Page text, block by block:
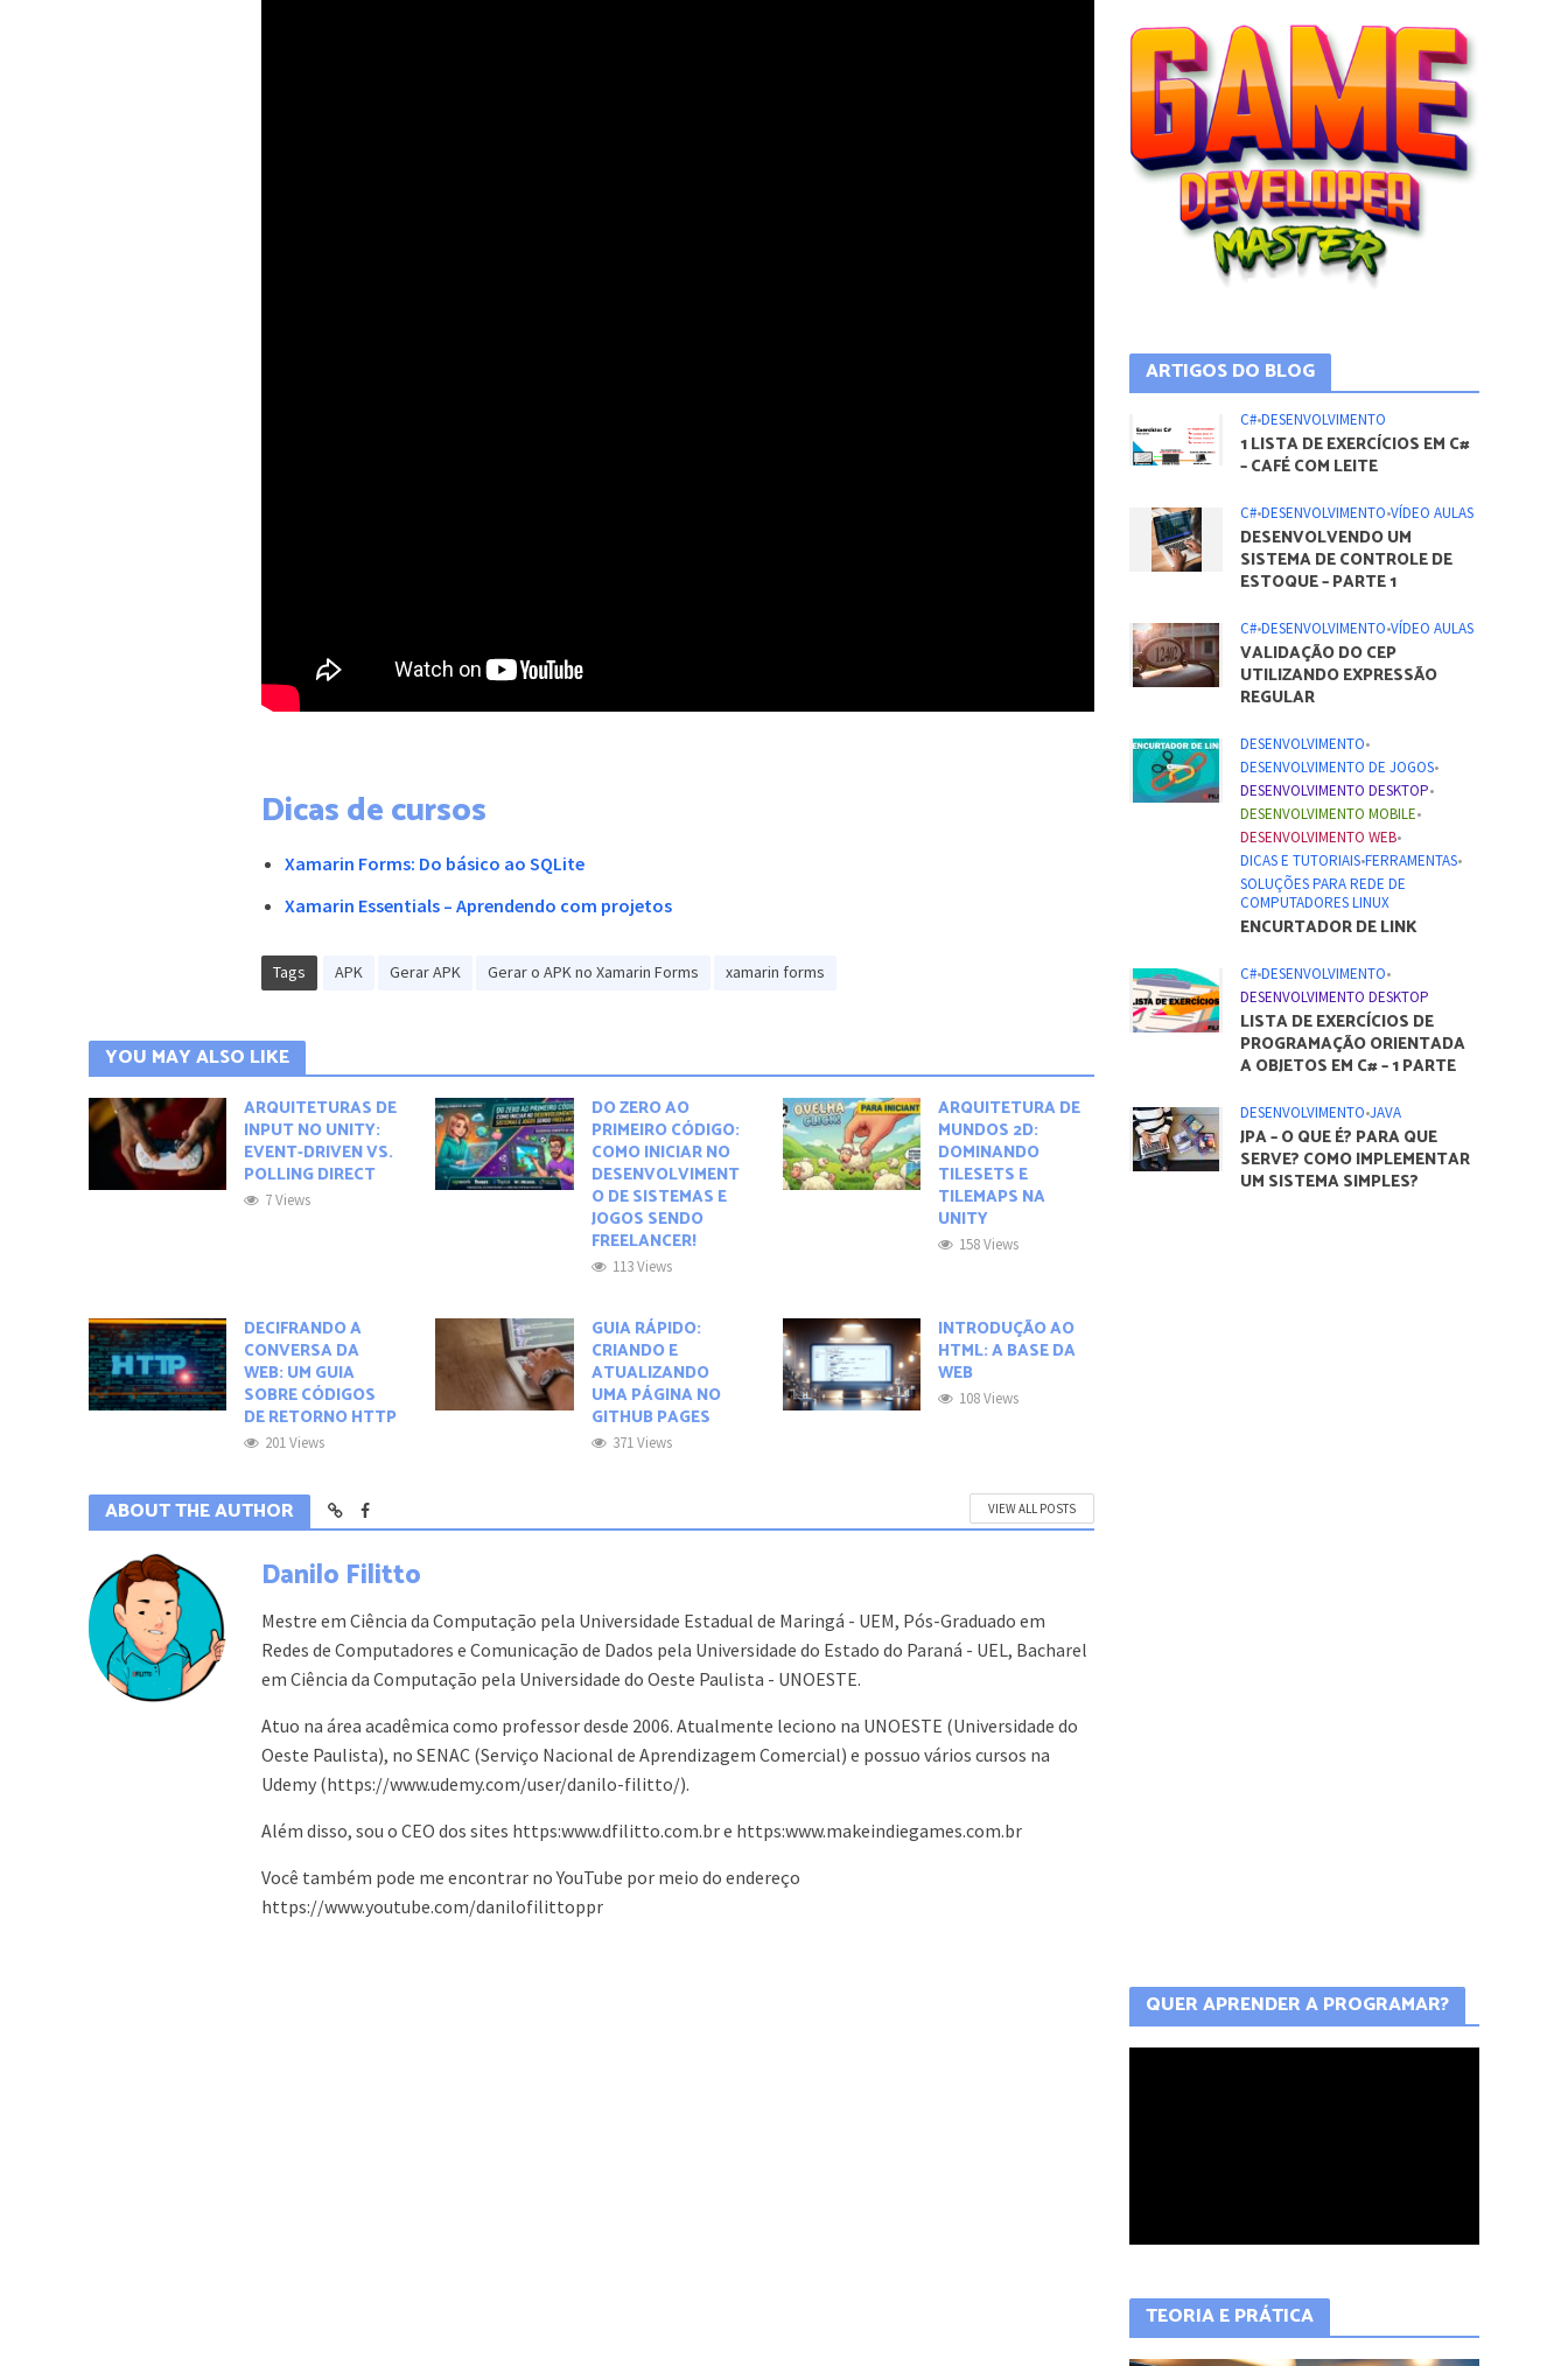
Dicas de cursos
Xamarin Forms: Do básico ao SQLite
Xamarin Essentials – Aprendendo com projetos
Tags APK Gerar APK Gerar o APK no Xamarin Forms xamarin forms
YOU MAY ALSO LIKE
ARQUITETURAS DE
INPUT NO UNITY:
EVENT-DRIVEN VS.
POLLING DIRECT
7 Views
DO ZERO AO
PRIMEIRO CÓDIGO:
COMO INICIAR NO
DESENVOLVIMENT
O DE SISTEMAS E
JOGOS SENDO
FREELANCER!
113 Views
ARQUITETURA DE
MUNDOS 2D:
DOMINANDO
TILESETS E
TILEMAPS NA
UNITY
158 Views
DECIFRANDO A
CONVERSA DA
WEB: UM GUIA
SOBRE CÓDIGOS
DE RETORNO HTTP
201 Views
GUIA RÁPIDO:
CRIANDO E
ATUALIZANDO
UMA PÁGINA NO
GITHUB PAGES
371 Views
INTRODUÇÃO AO
HTML: A BASE DA
WEB
108 Views
ABOUT THE AUTHOR VIEW ALL POSTS
Danilo Filitto
Mestre em Ciência da Computação pela Universidade Estadual de Maringá - UEM, Pós-Graduado em
Redes de Computadores e Comunicação de Dados pela Universidade do Estado do Paraná - UEL, Bacharel
em Ciência da Computação pela Universidade do Oeste Paulista - UNOESTE.
Atuo na área acadêmica como professor desde 2006. Atualmente leciono na UNOESTE (Universidade do
Oeste Paulista), no SENAC (Serviço Nacional de Aprendizagem Comercial) e possuo vários cursos na
Udemy (https://www.udemy.com/user/danilo-filitto/).
Além disso, sou o CEO dos sites https:www.dfilitto.com.br e https:www.makeindiegames.com.br
Você também pode me encontrar no YouTube por meio do endereço
https://www.youtube.com/danilofilittoppr
ARTIGOS DO BLOG
C#•DESENVOLVIMENTO
1 LISTA DE EXERCÍCIOS EM C#
– CAFÉ COM LEITE
C#•DESENVOLVIMENTO•VÍDEO AULAS
DESENVOLVENDO UM
SISTEMA DE CONTROLE DE
ESTOQUE – PARTE 1
C#•DESENVOLVIMENTO•VÍDEO AULAS
VALIDAÇÃO DO CEP
UTILIZANDO EXPRESSÃO
REGULAR
DESENVOLVIMENTO•
DESENVOLVIMENTO DE JOGOS•
DESENVOLVIMENTO DESKTOP•
DESENVOLVIMENTO MOBILE•
DESENVOLVIMENTO WEB•
DICAS E TUTORIAIS•FERRAMENTAS•
SOLUÇÕES PARA REDE DE
COMPUTADORES LINUX
ENCURTADOR DE LINK
C#•DESENVOLVIMENTO•
DESENVOLVIMENTO DESKTOP
LISTA DE EXERCÍCIOS DE
PROGRAMAÇÃO ORIENTADA
A OBJETOS EM C# – 1 PARTE
DESENVOLVIMENTO•JAVA
JPA – O QUE É? PARA QUE
SERVE? COMO IMPLEMENTAR
UM SISTEMA SIMPLES?
QUER APRENDER A PROGRAMAR?
TEORIA E PRÁTICA